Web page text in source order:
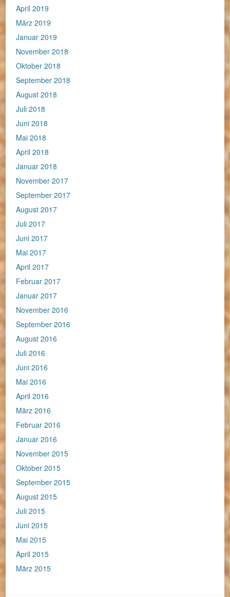
April 2019
März 2019
Januar 2019
November 2018
Oktober 2018
September 2018
August 2018
Juli 2018
Juni 2018
Mai 2018
April 2018
Januar 2018
November 2017
September 2017
August 2017
Juli 2017
Juni 2017
Mai 2017
April 2017
Februar 2017
Januar 2017
November 2016
September 2016
August 2016
Juli 2016
Juni 2016
Mai 2016
April 2016
März 2016
Februar 2016
Januar 2016
November 2015
Oktober 2015
September 2015
August 2015
Juli 2015
Juni 2015
Mai 2015
April 2015
März 2015